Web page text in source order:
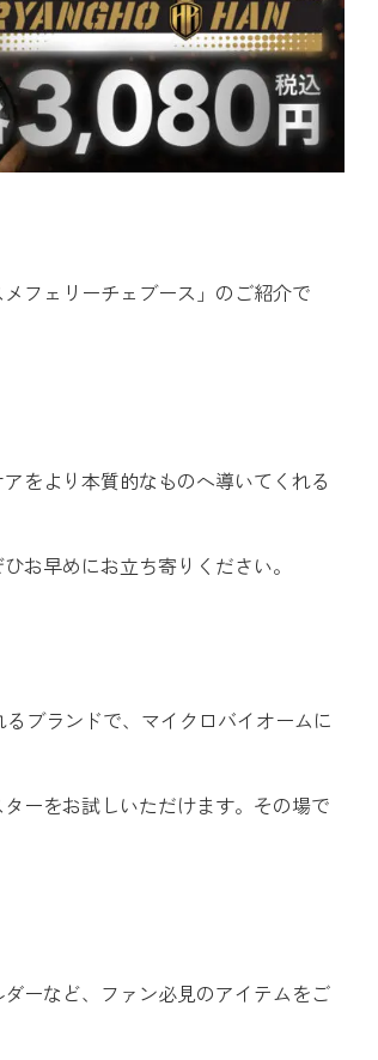
フェリーチェブース」のご紹介で
をより本質的なものへ導いてくれる
お早めにお立ち寄りください。
ブランドで、マイクロバイオームに
ーをお試しいただけます。その場で
ーなど、ファン必見のアイテムをご